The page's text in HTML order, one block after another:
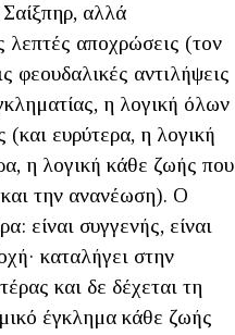
αλλά
λεπτές αποχρώσεις (τον
φεουδαλικές αντιλήψεις
η λογική όλων
(και ευρύτερα, η λογική
η λογική κάθε ζωής που
και την ανανέωση). Ο
είναι συγγενής, είναι
καταλήγει στην
και δε δέχεται τη
έγκλημα κάθε ζωής